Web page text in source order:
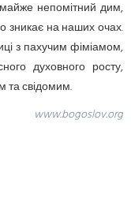
майже непомітний дим,
зникає на наших очах.
з пахучим фіміамом,
духовного росту,
та свідомим.
www.bogoslov.org